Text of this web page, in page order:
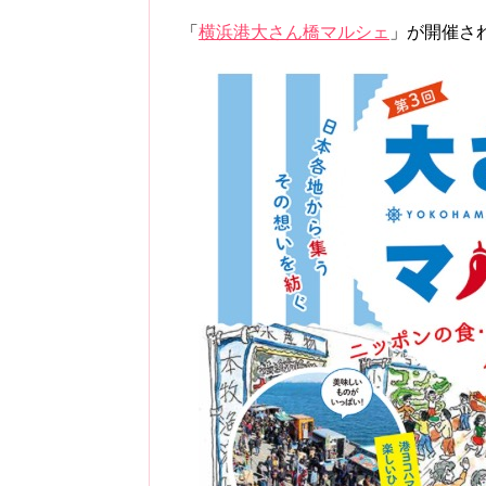
「 横浜港大さん橋マルシェ 」が開催さ